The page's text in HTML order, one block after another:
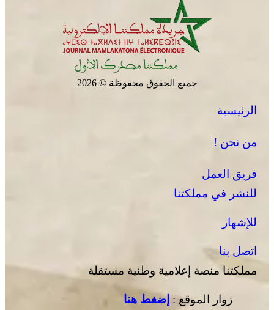
جميع الحقوق محفوظة © 2026
الرئيسية
من نحن !
فريق العمل
للنشر في مملكتنا
للإشهار
اتصل بنا
مملكتنا منصة إعلامية وطنية مستقلة
زوار الموقع : إضغط هنا